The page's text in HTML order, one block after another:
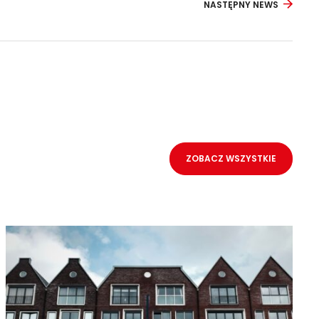
NASTĘPNY NEWS
ZOBACZ WSZYSTKIE